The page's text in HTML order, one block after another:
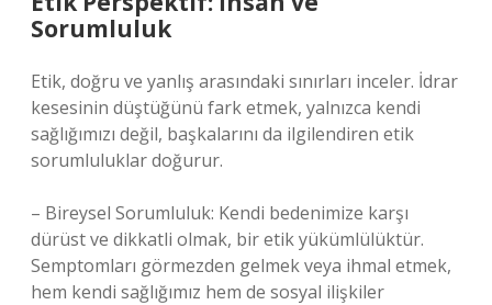
Sorumluluk
Etik, doğru ve yanlış arasındaki sınırları inceler. İdrar
kesesinin düştüğünü fark etmek, yalnızca kendi
sağlığımızı değil, başkalarını da ilgilendiren etik
sorumluluklar doğurur.
– Bireysel Sorumluluk: Kendi bedenimize karşı
dürüst ve dikkatli olmak, bir etik yükümlülüktür.
Semptomları görmezden gelmek veya ihmal etmek,
hem kendi sağlığımız hem de sosyal ilişkiler